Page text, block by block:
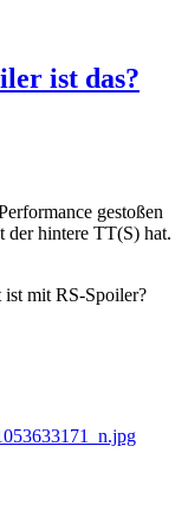
ist das?
gestoßen
der hintere TT(S) hat.
ist mit RS-Spoiler?